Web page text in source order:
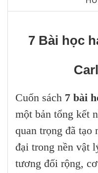
7 Bài học
Cuốn sách 7 bài
một bản tổng kết
quan trọng đã tạo
đại trong nền vật
tương đối rộng,